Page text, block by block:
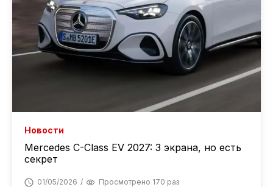
Новости
Mercedes C-Class EV 2027: 3 экрана, но есть
секрет
01/05/2026 Просмотрено 170 раз